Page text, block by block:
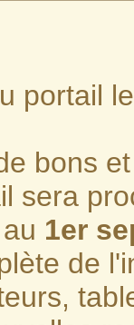
portail
bons
sera
1er
de